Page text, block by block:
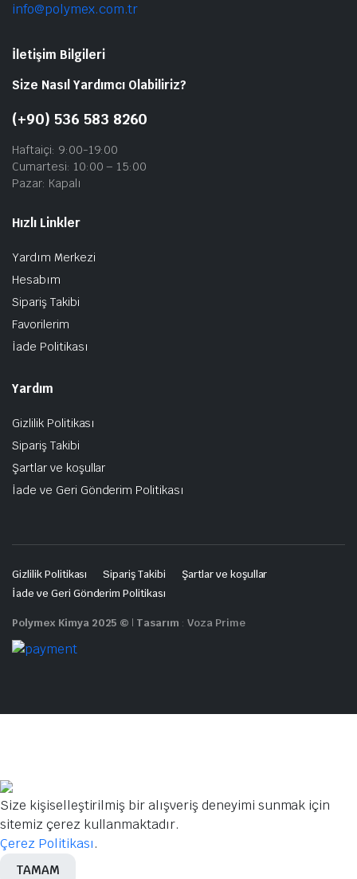
info@polymex.com.tr
İletişim Bilgileri
Size Nasıl Yardımcı Olabiliriz?
(+90) 536 583 8260
Haftaiçi: 9:00-19:00
Cumartesi: 10:00 – 15:00
Pazar: Kapalı
Hızlı Linkler
Yardım Merkezi
Hesabım
Sipariş Takibi
Favorilerim
İade Politikası
Yardım
Gizlilik Politikası
Sipariş Takibi
Şartlar ve koşullar
İade ve Geri Gönderim Politikası
Gizlilik Politikası Sipariş Takibi
Şartlar ve koşullar
İade ve Geri Gönderim Politikası
Polymex Kimya 2025 © | Tasarım :Voza Prime
Size kişiselleştirilmiş bir alışveriş deneyimi sunmak için
sitemiz çerez kullanmaktadır.
Çerez Politikası.
TAMAM